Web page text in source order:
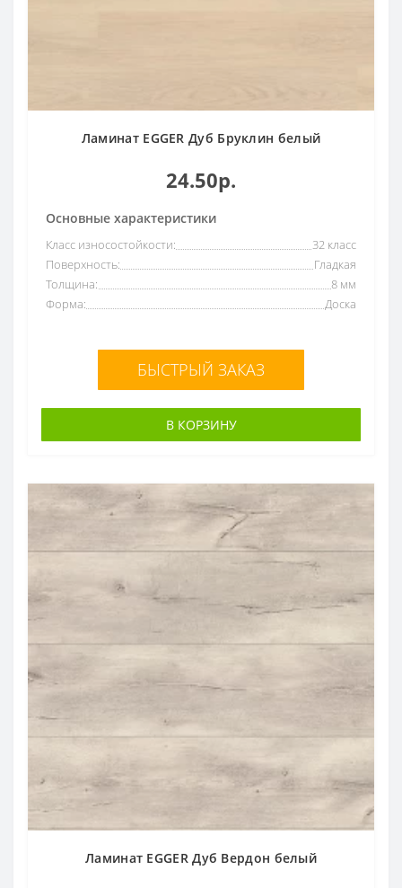
Ламинат EGGER Дуб Бруклин белый
24.50р.
Основные характеристики
Класс износостойкости:
32 класс
Поверхность:
Гладкая
Толщина:
8 мм
Форма:
Доска
БЫСТРЫЙ ЗАКАЗ
В КОРЗИНУ
Ламинат EGGER Дуб Вердон белый